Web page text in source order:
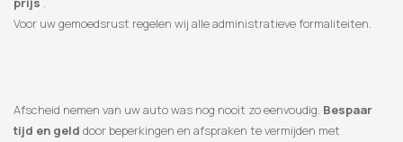
Voor uw gemoedsrust regelen wij alle administratieve formaliteiten.
Afscheid nemen van uw auto was nog nooit zo eenvoudig. Bespaar
tijd en geld door beperkingen en afspraken te vermijden met